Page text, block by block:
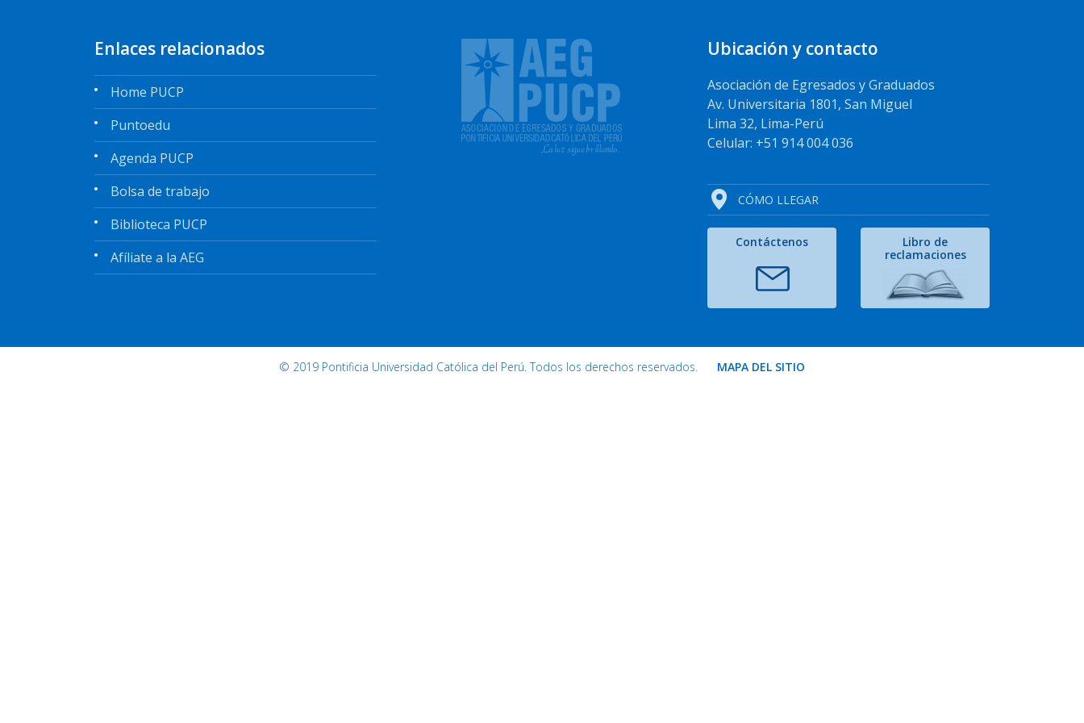
Enlaces relacionados
Home PUCP
Puntoedu
Agenda PUCP
Bolsa de trabajo
Biblioteca PUCP
Afíliate a la AEG
Ubicación y contacto
Asociación de Egresados y Graduados
Av. Universitaria 1801, San Miguel
Lima 32, Lima-Perú
Celular: +51 914 004 036
CÓMO LLEGAR
Contáctenos
Libro de
reclamaciones
© 2019 Pontificia Universidad Católica del Perú. Todos los derechos reservados. MAPA DEL SITIO